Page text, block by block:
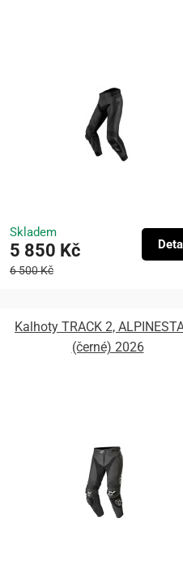
Skladem
5 850 Kč
6 500 Kč
Kalhoty TRACK 2,
(černé) 2026